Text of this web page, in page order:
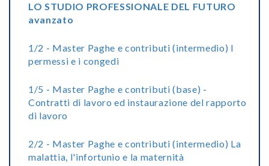
LO STUDIO PROFESSIONALE DEL FUTURO
avanzato
1/2 - Master Paghe e contributi (intermedio) I
permessi e i congedi
1/5 - Master Paghe e contributi (base) -
Contratti di lavoro ed instaurazione del rapporto
di lavoro
2/2 - Master Paghe e contributi (intermedio) La
malattia, l'infortunio e la maternità